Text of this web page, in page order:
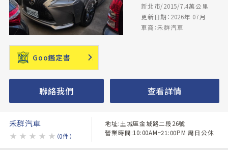
新北市/2015/7.4萬公里
更新日期：2026年 07月
車商：禾群汽車
Goo鑑定書
聯絡我們 查看詳情
禾群汽車
★ ★ ★ ★ ★ （0件）
地址:土城區金城路二段26號
營業時間:10:00AM~21:00PM 周日公休